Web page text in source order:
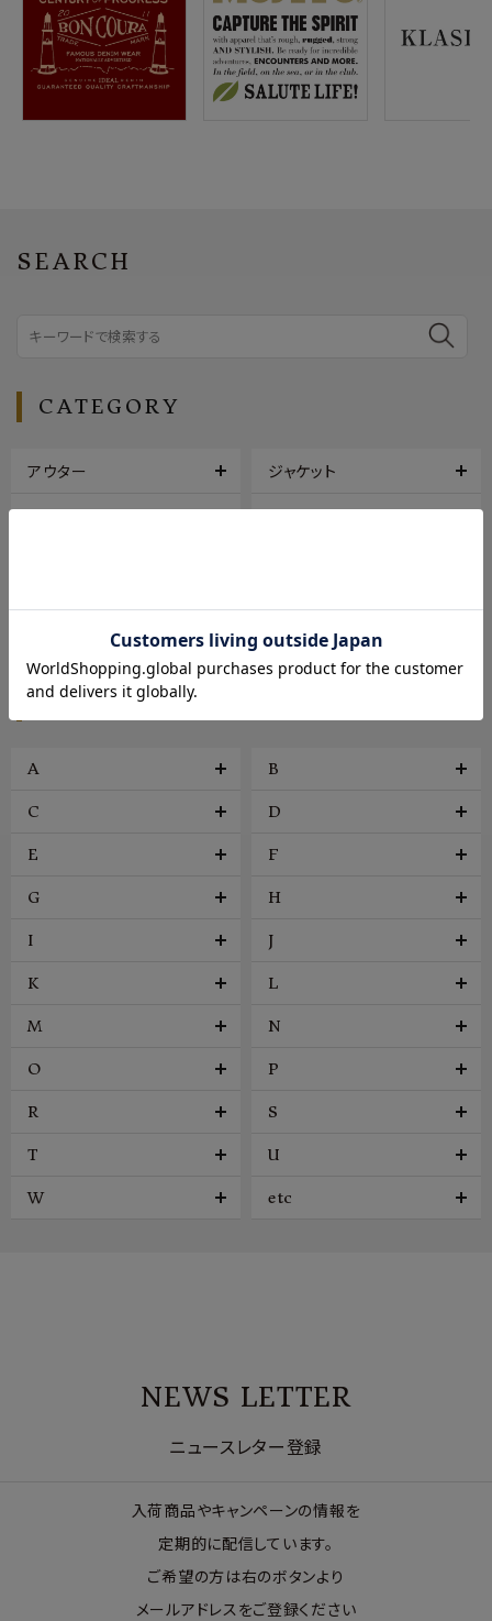
ようこそ ゲスト 様
meeting_room ログイン 会員登録
SEARCH
CATEGORY
アウター ジャケット
トップス ボトムス
帽子 アクセサリー
ファッション雑貨 ヴィンテージ
BRAND
A B
C D
E F
G H
I J
K L
M N
O P
R S
T U
W etc
NEWS LETTER
ニュースレター登録
入荷商品やキャンペーンの情報を
定期的に配信しています。
ご希望の方は右のボタンより
メールアドレスをご登録ください